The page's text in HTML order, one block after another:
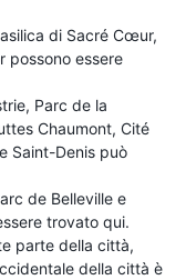
di Sacré Cœur,
possono essere
Parc de la
Chaumont, Cité
Saint-Denis può
de Belleville e
trovato qui.
parte della città,
della città è